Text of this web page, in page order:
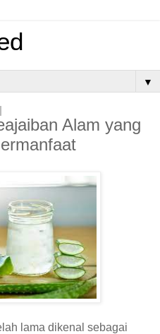
▼
Alam yang
lama dikenal sebagai